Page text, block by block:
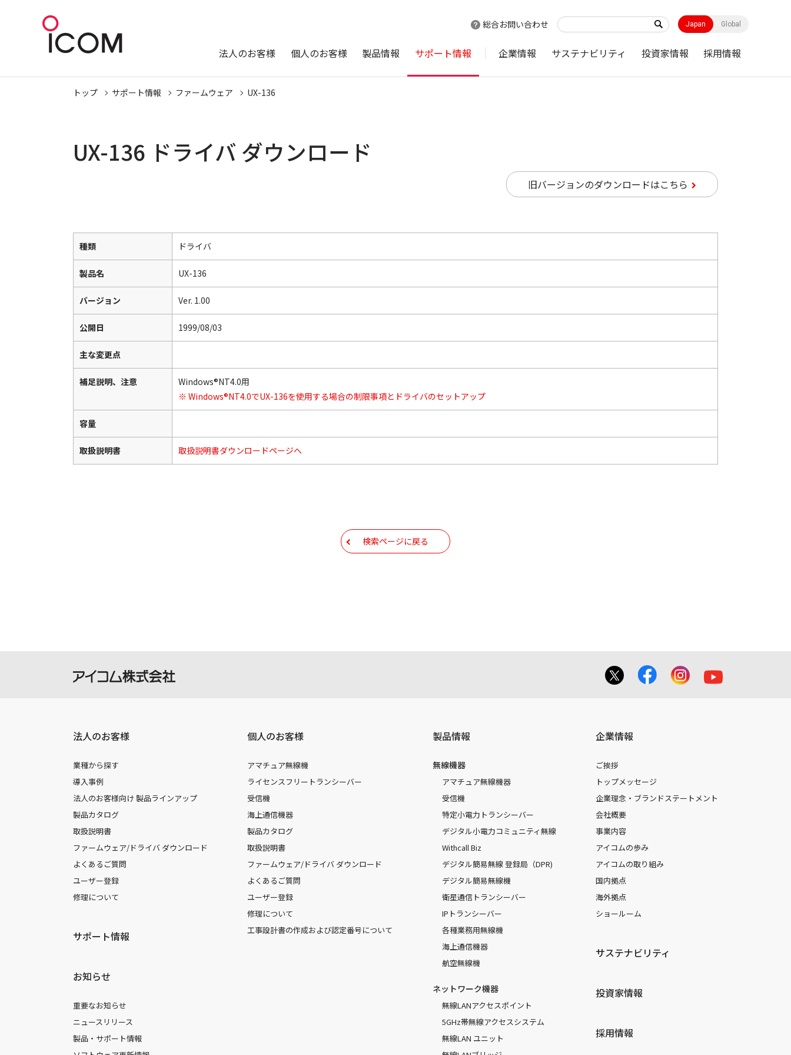
総合お問い合わせ Japan Global
法人のお客様 個人のお客様 製品情報 サポート情報 企業情報 サステナビリティ 投資家情報 採用情報
トップ サポート情報 ファームウェア UX-136
UX-136 ドライバ ダウンロード
旧バージョンのダウンロードはこちら
種類 ドライバ
製品名 UX-136
バージョン Ver. 1.00
公開日 1999/08/03
主な変更点
補足説明、注意
Windows®NT4.0用
※ Windows®NT4.0でUX-136を使用する場合の制限事項とドライバのセットアップ
容量
取扱説明書 取扱説明書ダウンロードページへ
検索ページに戻る
法人のお客様
業種から探す
導入事例
法人のお客様向け 製品ラインアップ
製品カタログ
取扱説明書
ファームウェア/ドライバ ダウンロード
よくあるご質問
ユーザー登録
修理について
サポート情報
お知らせ
重要なお知らせ
ニュースリリース
製品・サポート情報
個人のお客様
アマチュア無線機
ライセンスフリートランシーバー
受信機
海上通信機器
製品カタログ
取扱説明書
ファームウェア/ドライバ ダウンロード
よくあるご質問
ユーザー登録
修理について
工事設計書の作成および認定番号について
製品情報
無線機器
アマチュア無線機器
受信機
特定小電力トランシーバー
デジタル小電力コミュニティ無線
Withcall Biz
デジタル簡易無線 登録局（DPR)
デジタル簡易無線機
衛星通信トランシーバー
IPトランシーバー
各種業務用無線機
海上通信機器
航空無線機
ネットワーク機器
無線LANアクセスポイント
5GHz帯無線アクセスシステム
無線LAN ユニット
企業情報
ご挨拶
トップメッセージ
企業理念・ブランドステートメント
会社概要
事業内容
アイコムの歩み
アイコムの取り組み
国内拠点
海外拠点
ショールーム
サステナビリティ
投資家情報
採用情報